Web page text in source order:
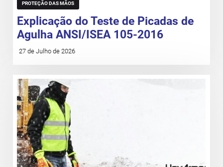
PROTEÇÃO DAS MÃOS
Explicação do Teste de Picadas de
Agulha ANSI/ISEA 105-2016
27 de Julho de 2026